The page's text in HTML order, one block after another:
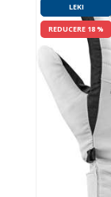
LEKI
REDUCERE 18 %